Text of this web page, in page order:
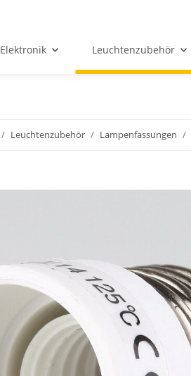
Elektronik Leuchtenzubehör
Leuchtenzubehör Lampenfassungen